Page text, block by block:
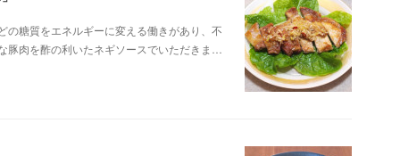
糖質をエネルギーに変える働きがあり、不
肉を酢の利いたネギソースでいただきま…